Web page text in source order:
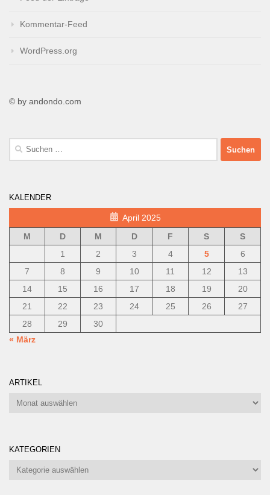
Kommentar-Feed
WordPress.org
© by andondo.com
Suche
nach:
KALENDER
April 2025
M
D M D F S
S
1
2 3 4 5
6
7
8 9 10 11 12
13
14
15 16 17 18 19
20
21
22 23 24 25 26
27
28
29
30
« März
ARTIKEL
Artikel
KATEGORIEN
Kategorien